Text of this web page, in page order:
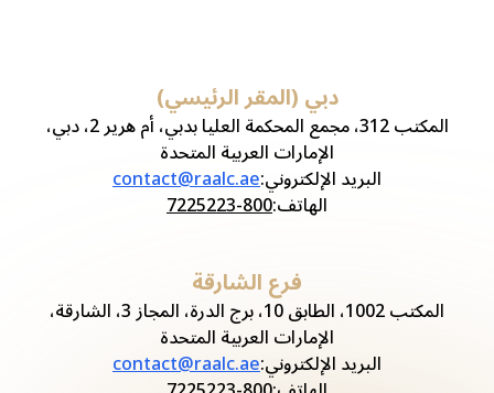
دبي (المقر الرئيسي)
المكتب 312، مجمع المحكمة العليا بدبي، أم هرير 2، دبي،
الإمارات العربية المتحدة
البريد الإلكتروني:
contact@raalc.ae
الهاتف:
800-7225223
فرع الشارقة
المكتب 1002، الطابق 10، برج الدرة، المجاز 3، الشارقة،
الإمارات العربية المتحدة
البريد الإلكتروني:
contact@raalc.ae